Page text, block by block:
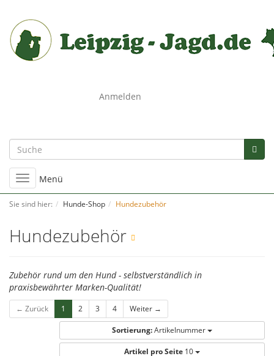
Anmelden
Umschalten
der
Navigation
Menü
Sie sind hier: Hunde-Shop Hundezubehör
Hundezubehör
Zubehör rund um den Hund - selbstverständlich in
praxisbewährter Marken-Qualität!
← Zurück 1 2 3 4 Weiter →
Sortierung:Artikelnummer
Artikel pro Seite 10